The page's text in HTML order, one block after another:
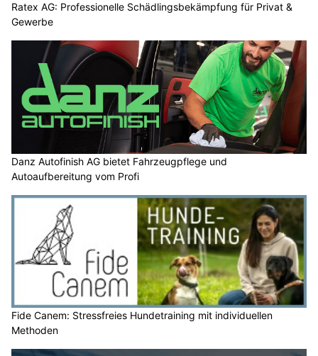
Ratex AG: Professionelle Schädlingsbekämpfung für Privat &
Gewerbe
Danz Autofinish AG bietet Fahrzeugpflege und
Autoaufbereitung vom Profi
Fide Canem: Stressfreies Hundetraining mit individuellen
Methoden